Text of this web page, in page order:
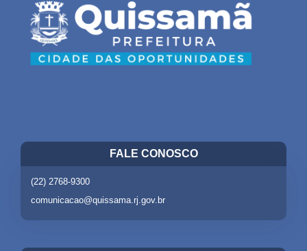
FALE CONOSCO
(22) 2768-9300
comunicacao@quissama.rj.gov.br